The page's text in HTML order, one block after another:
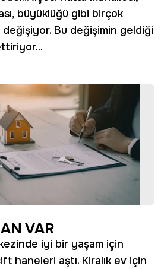
büyüklüğü gibi birçok
Bu değişimin geldiği
VAR
iyi bir yaşam için
haneleri aştı. Kiralık ev için